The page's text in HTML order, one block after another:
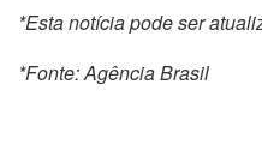
*Esta notícia pode ser
*Fonte: Agência Brasil